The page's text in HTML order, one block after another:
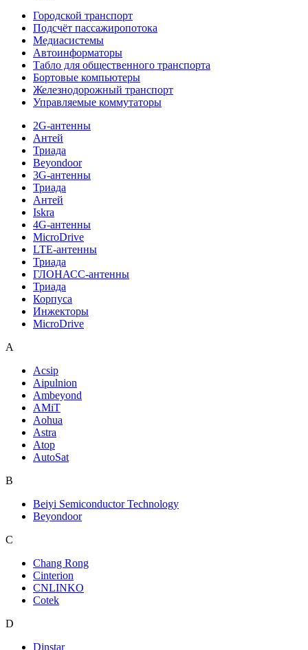
Городской транспорт
Подсчёт пассажиропотока
Медиасистемы
Автоинформаторы
Табло для общественного транспорта
Бортовые компьютеры
Железнодорожный транспорт
Управляемые коммутаторы
2G-антенны
Антей
Триада
Beyondoor
3G-антенны
Триада
Антей
Iskra
4G-антенны
MicroDrive
LTE-антенны
Триада
ГЛОНАСС-антенны
Триада
Корпуса
Инжекторы
MicroDrive
A
Acsip
Aipulnion
Ambeyond
AMiT
Aohua
Astra
Atop
AutoSat
B
Beiyi Semiconductor Technology
Beyondoor
C
Chang Rong
Cinterion
CNLINKO
Cotek
D
Dinstar